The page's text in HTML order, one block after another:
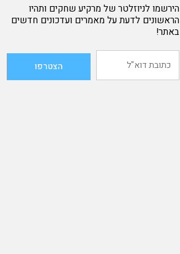
הירשמו לניוזלטר של מרקיע שחקים ותהיו
הראשונים לדעת על מאמרים ועדכונים חדשים
באתר!